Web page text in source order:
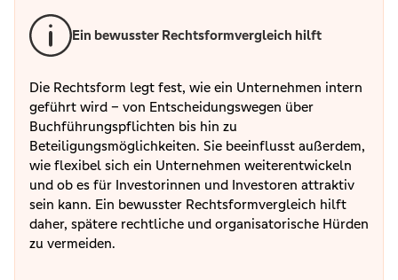
Ein bewusster Rechtsformvergleich hilft
Die Rechtsform legt fest, wie ein Unternehmen intern
geführt wird – von Entscheidungswegen über
Buchführungspflichten bis hin zu
Beteiligungsmöglichkeiten. Sie beeinflusst außerdem,
wie flexibel sich ein Unternehmen weiterentwickeln
und ob es für Investorinnen und Investoren attraktiv
sein kann. Ein bewusster Rechtsformvergleich hilft
daher, spätere rechtliche und organisatorische Hürden
zu vermeiden.